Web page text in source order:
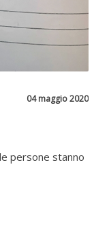
04 maggio 2020
persone stanno